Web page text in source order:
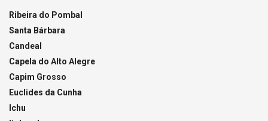
Ribeira do Pombal
Santa Bárbara
Candeal
Capela do Alto Alegre
Capim Grosso
Euclides da Cunha
Ichu